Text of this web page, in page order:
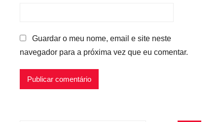
Guardar o meu nome, email e site neste
navegador para a próxima vez que eu comentar.